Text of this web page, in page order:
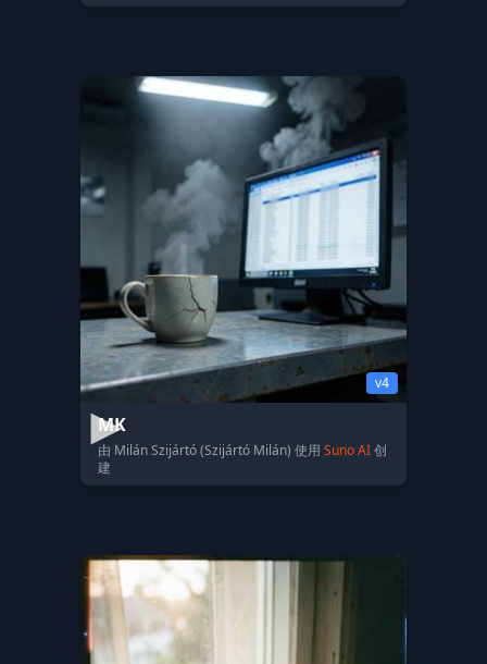
v4
MK
由 Milán Szijártó (Szijártó Milán) 使用 Suno AI创
建